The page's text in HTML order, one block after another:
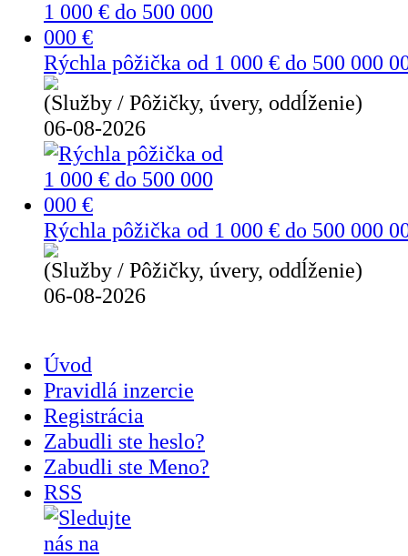
Rýchla pôžička od 1 000 € do 500 000
(Služby / Pôžičky, úvery, oddĺženie)
06-08-2026
Rýchla pôžička od 1 000 € do 500 000
(Služby / Pôžičky, úvery, oddĺženie)
06-08-2026
Úvod
Pravidlá inzercie
Registrácia
Zabudli ste heslo?
Zabudli ste Meno?
RSS